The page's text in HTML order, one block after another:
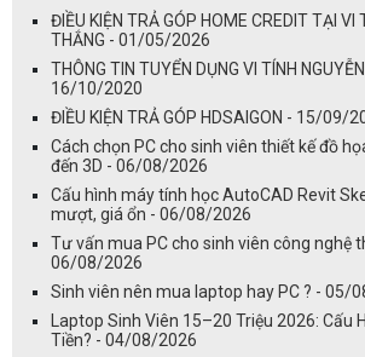
ĐIỀU KIỆN TRẢ GÓP HOME CREDIT TẠI VI
THẮNG - 01/05/2026
THÔNG TIN TUYỂN DỤNG VI TÍNH
16/10/2020
ĐIỀU KIỆN TRẢ GÓP HDSAIGON - 15/09/
Cách chọn PC cho sinh viên thiết kế đồ
đến 3D - 06/08/2026
Cấu hình máy tính học AutoCAD Revit
mượt, giá ổn - 06/08/2026
Tư vấn mua PC cho sinh viên công nghệ
06/08/2026
Sinh viên nên mua laptop hay PC ? - 05/
Laptop Sinh Viên 15–20 Triệu 2026: Cấu
Tiền? - 04/08/2026